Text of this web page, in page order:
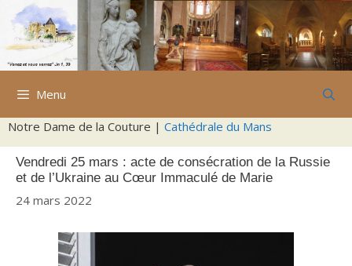
Aller
contenu
Menu
Notre Dame de la Couture | Cathédrale du Mans
Vendredi 25 mars : acte de consécration de la Russie
et de l’Ukraine au Cœur Immaculé de Marie
24 mars 2022